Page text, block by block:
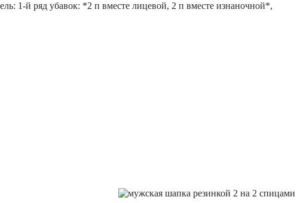
1-й ряд убавок: *2 п вместе лицевой, 2 п вместе изнаночной*,